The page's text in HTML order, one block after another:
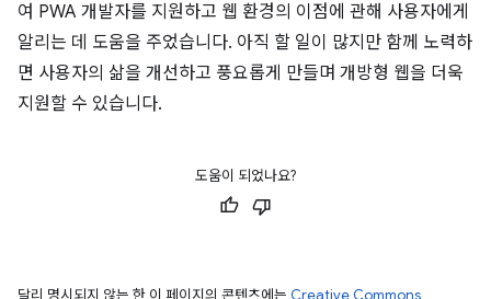
여 PWA 개발자를 지원하고 웹 환경의 이점에 관해 사용자에게
알리는 데 도움을 주었습니다. 아직 할 일이 많지만 함께 노력하
면 사용자의 삶을 개선하고 풍요롭게 만들며 개방형 웹을 더욱
지원할 수 있습니다.
도움이 되었나요?